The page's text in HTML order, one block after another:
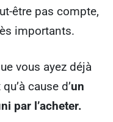
être pas compte,
importants.
vous ayez déjà
cause d’un
par l’acheter.